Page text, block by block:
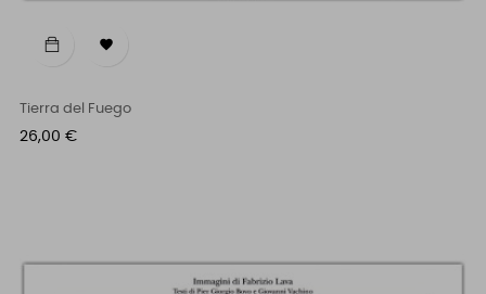

Tierra del Fuego
Prezzo
26,00 €